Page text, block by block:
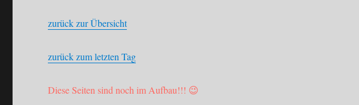
zurück zur Übersicht
zurück zum letzten Tag
Diese Seiten sind noch im Aufbau!!! 😉